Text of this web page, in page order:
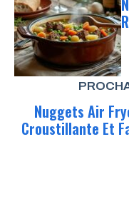
Nuggets Air
Croustillante Et